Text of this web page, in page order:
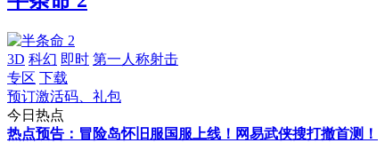
3D 科幻 即时 第一人称射击
专区 下载
预订激活码、礼包
今日热点
热点预告：冒险岛怀旧服国服上线！网易武侠搜打撤首测！